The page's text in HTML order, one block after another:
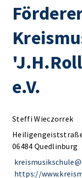
e.V.
Steffi Wieczorrek
06484 Quedlinburg
https://